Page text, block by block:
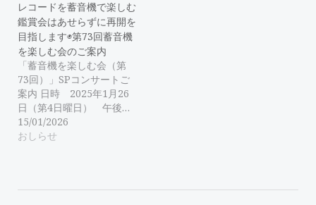
レコードを蓄音機で楽しむ
鑑賞会はあせらずに再開を
目指します◉第73回蓄音機
を楽しむ会のご案内
「蓄音機を楽しむ会（第
73回）」SPコンサートご
案内 日時 2025年1月26
日（第4日曜日） 午後…
15/01/2026
おしらせ